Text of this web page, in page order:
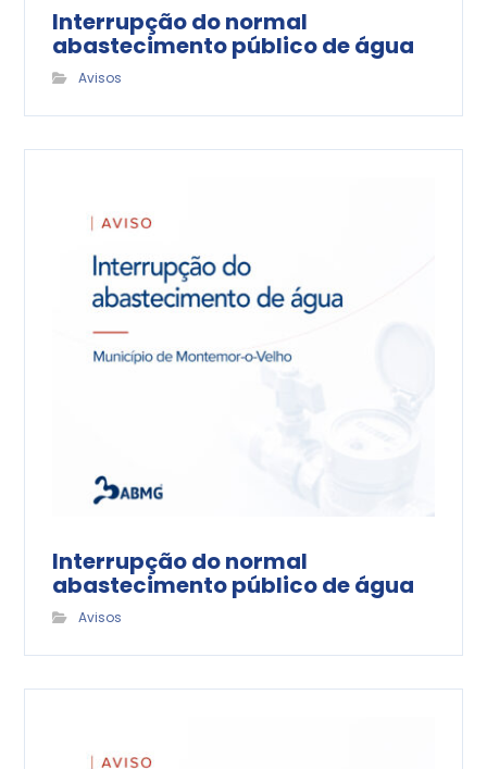
Interrupção do normal
abastecimento público de água
Avisos
Interrupção do normal
abastecimento público de água
Avisos